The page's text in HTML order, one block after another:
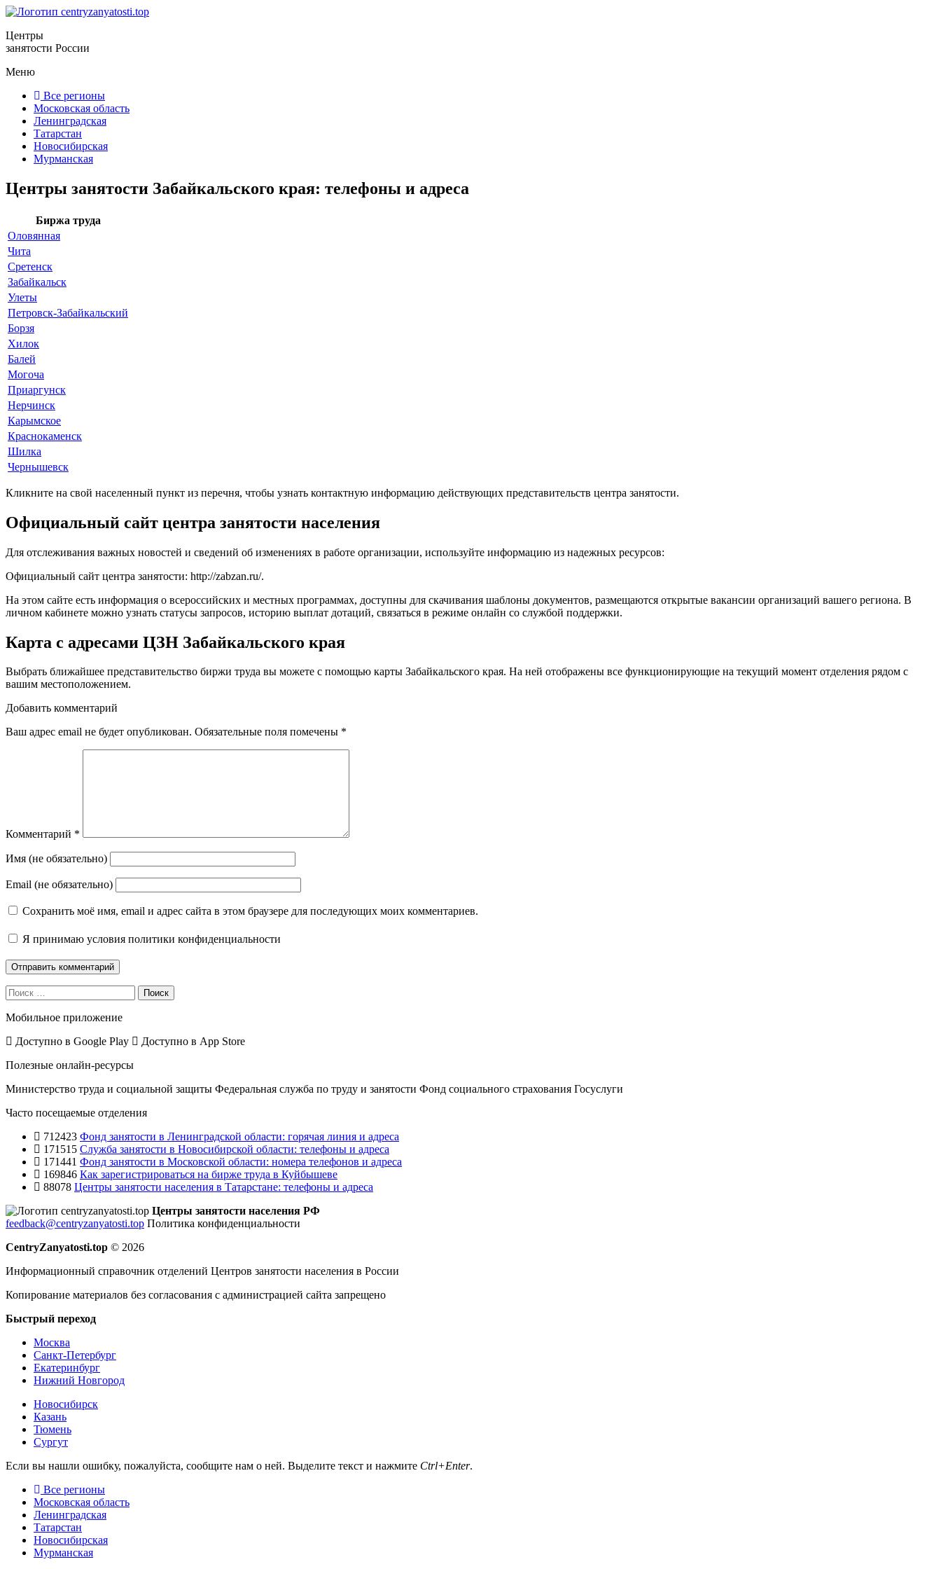
Центры
занятости России
Меню
Все регионы
Московская область
Ленинградская
Татарстан
Новосибирская
Мурманская
Центры занятости Забайкальского края: телефоны и адреса
Биржа труда
Оловянная
Чита
Сретенск
Забайкальск
Улеты
Петровск-Забайкальский
Борзя
Хилок
Балей
Могоча
Приаргунск
Нерчинск
Карымское
Краснокаменск
Шилка
Чернышевск
Кликните на свой населенный пункт из перечня, чтобы узнать контактную информацию действующих представительств центра занятости.
Официальный сайт центра занятости населения
Для отслеживания важных новостей и сведений об изменениях в работе организации, используйте информацию из надежных ресурсов:
Официальный сайт центра занятости: http://zabzan.ru/.
На этом сайте есть информация о всероссийских и местных программах, доступны для скачивания шаблоны документов, размещаются открытые вакансии организаций вашего региона. В
личном кабинете можно узнать статусы запросов, историю выплат дотаций, связаться в режиме онлайн со службой поддержки.
Карта с адресами ЦЗН Забайкальского края
Выбрать ближайшее представительство биржи труда вы можете с помощью карты Забайкальского края. На ней отображены все функционирующие на текущий момент отделения рядом с
вашим местоположением.
Добавить комментарий
Ваш адрес email не будет опубликован. Обязательные поля помечены *
Комментарий *
Имя (не обязательно)
Email (не обязательно)
Сохранить моё имя, email и адрес сайта в этом браузере для последующих моих комментариев.
Я принимаю условия политики конфиденциальности
Поиск
Мобильное приложение
Доступно в Google Play Доступно в App Store
Полезные онлайн-ресурсы
Министерство труда и социальной защиты Федеральная служба по труду и занятости Фонд социального страхования Госуслуги
Часто посещаемые отделения
712423 Фонд занятости в Ленинградской области: горячая линия и адреса
171515 Служба занятости в Новосибирской области: телефоны и адреса
171441 Фонд занятости в Московской области: номера телефонов и адреса
169846 Как зарегистрироваться на бирже труда в Куйбышеве
88078 Центры занятости населения в Татарстане: телефоны и адреса
Центры занятости населения РФ
feedback@centryzanyatosti.top Политика конфиденциальности
CentryZanyatosti.top © 2026
Информационный справочник отделений Центров занятости населения в России
Копирование материалов без согласования с администрацией сайта запрещено
Быстрый переход
Москва
Санкт-Петербург
Екатеринбург
Нижний Новгород
Новосибирск
Казань
Тюмень
Сургут
Если вы нашли ошибку, пожалуйста, сообщите нам о ней. Выделите текст и нажмите Ctrl+Enter.
Все регионы
Московская область
Ленинградская
Татарстан
Новосибирская
Мурманская